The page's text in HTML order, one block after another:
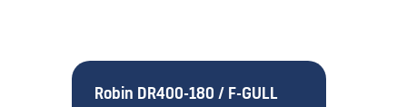
Robin DR400-180 / F-GULL